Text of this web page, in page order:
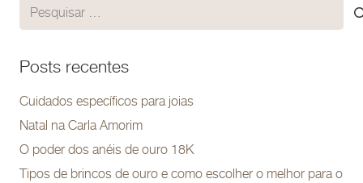
Pesquisar
por:
Posts recentes
Cuidados específicos para joias
Natal na Carla Amorim
O poder dos anéis de ouro 18K
Tipos de brincos de ouro e como escolher o melhor para o